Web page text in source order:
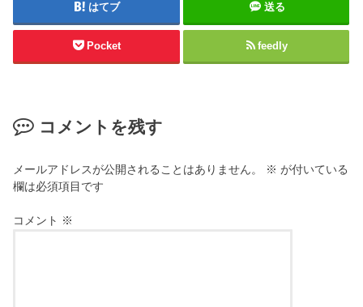
はてブ 送る
Pocket feedly
コメントを残す
メールアドレスが公開されることはありません。 ※ が付いている
欄は必須項目です
コメント ※